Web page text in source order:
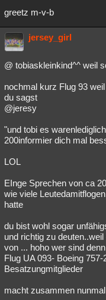
greetz m-v-b
jersey_girl
@ tobiaskleinkind^^ weil
nochmal kurz Flug 93
du sagst
@jeresy
"und tobi es
200informier dich mal
LOL
EInge Sprechen von ca
wie viele
hatte
du bist wohl sogar
und richtig zu
von ... hoho wer sind
Flug UA 093- Boeing
Besatzungmitglieder
macht zusammen